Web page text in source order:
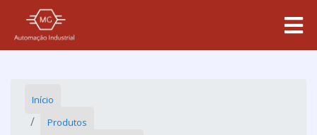
Início
Produtos